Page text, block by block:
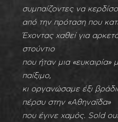
συμπαίζοντες να
από την πρόταση που
Έχοντας χαθεί για
στούντιο
που ήταν μια
παίξιμο,
κι οργανώσαμε έξι
πέρσυ στην «Αθηναϊδα»
που έγινε χαμός. Sold